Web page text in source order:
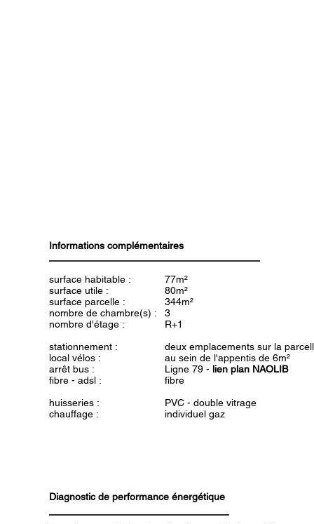
Informations complémentaires
surface habitable :
surface utile :
surface parcelle :
nombre de chambre(s) :
nombre d'étage :
stationnement :
local vélos :
arrêt bus :
fibre - adsl :
huisseries :
chauffage :
77m²
80m²
344m²
3
R+1
deux emplacements sur la
au sein de l'appentis de 6m²
Ligne 79 - lien plan NAOLIB
fibre
PVC - double vitrage
individuel gaz
Diagnostic de performance énergétique